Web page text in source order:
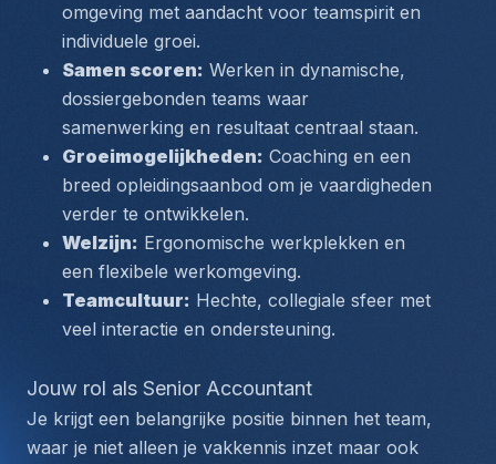
omgeving met aandacht voor teamspirit en
individuele groei.
Samen scoren: Werken in dynamische,
dossiergebonden teams waar
samenwerking en resultaat centraal staan.
Groeimogelijkheden: Coaching en een
breed opleidingsaanbod om je vaardigheden
verder te ontwikkelen.
Welzijn: Ergonomische werkplekken en
een flexibele werkomgeving.
Teamcultuur: Hechte, collegiale sfeer met
veel interactie en ondersteuning.
Jouw rol als Senior Accountant
Je krijgt een belangrijke positie binnen het team,
waar je niet alleen je vakkennis inzet maar ook